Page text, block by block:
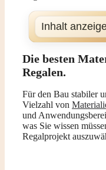
Inhalt
Die besten
Regalen.
Für den Bau stabiler
Vielzahl von
und
was Sie wissen
Regalprojekt